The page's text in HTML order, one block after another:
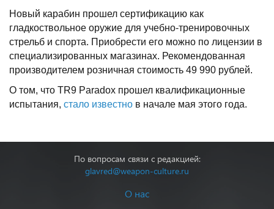
Новый карабин прошел сертификацию как
гладкоствольное оружие для учебно-тренировочных
стрельб и спорта. Приобрести его можно по лицензии в
специализированных магазинах. Рекомендованная
производителем розничная стоимость 49 990 рублей.
О том, что TR9 Paradox прошел квалификационные
испытания, стало известно в начале мая этого года.
По вопросам связи с редакцией:
glavred@weapon-culture.ru
О нас